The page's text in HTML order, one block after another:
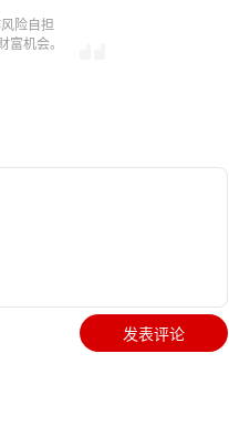
险自担
机会。
发表评论